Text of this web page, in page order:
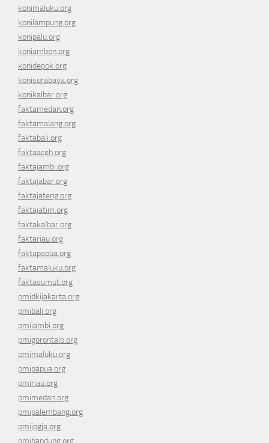
konimaluku.org
konilampung.org
konipalu.org
koniambon.org
konidepok.org
konisurabaya.org
konikalbar.org
faktamedan.org
faktamalang.org
faktabali.org
faktaaceh.org
faktajambi.org
faktajabar.org
faktajateng.org
faktajatim.org
faktakalbar.org
faktariau.org
faktapapua.org
faktamaluku.org
faktasumut.org
pmidkijakarta.org
pmibali.org
pmijambi.org
pmigorontalo.org
pmimaluku.org
pmipapua.org
pmiriau.org
pmimedan.org
pmipalembang.org
pmijogja.org
pmibandung.org